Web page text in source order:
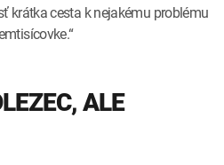
krátka cesta k nejakému problému
ALE